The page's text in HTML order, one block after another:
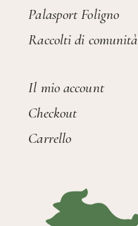
Palasport Foligno
Raccolti di comunità
Il mio account
Checkout
Carrello